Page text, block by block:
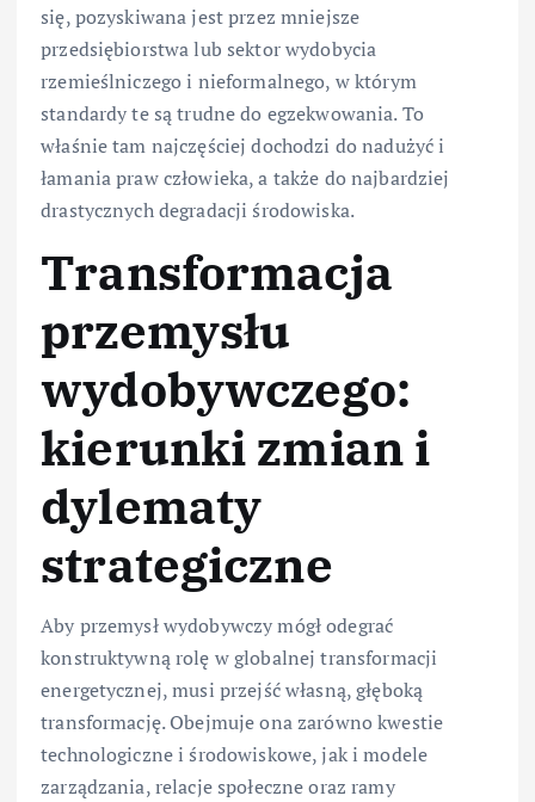
się, pozyskiwana jest przez mniejsze
przedsiębiorstwa lub sektor wydobycia
rzemieślniczego i nieformalnego, w którym
standardy te są trudne do egzekwowania. To
właśnie tam najczęściej dochodzi do nadużyć i
łamania praw człowieka, a także do najbardziej
drastycznych degradacji środowiska.
Transformacja
przemysłu
wydobywczego:
kierunki zmian i
dylematy
strategiczne
Aby przemysł wydobywczy mógł odegrać
konstruktywną rolę w globalnej transformacji
energetycznej, musi przejść własną, głęboką
transformację. Obejmuje ona zarówno kwestie
technologiczne i środowiskowe, jak i modele
zarządzania, relacje społeczne oraz ramy